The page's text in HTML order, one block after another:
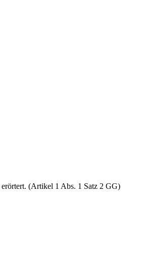
erörtert. (Artikel 1 Abs. 1 Satz 2 GG)